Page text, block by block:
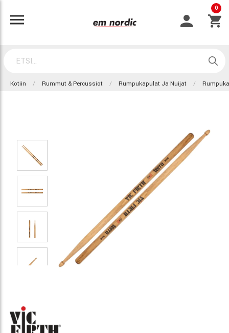
0
Kotiin Rummut & Percussiot Rumpukapulat Ja Nuijat